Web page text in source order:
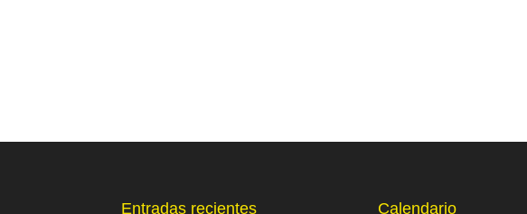
Entradas recientes Calendario